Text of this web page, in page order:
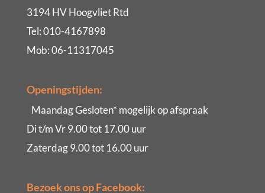
3194 HV Hoogvliet Rtd
Tel: 010-4167898
Mob: 06-11317045
Openingstijden:
Maandag Gesloten* mogelijk op afspraak
Di t/m Vr 9.00 tot 17.00 uur
Zaterdag 9.00 tot 16.00 uur
Bezoek ons op Facebook: